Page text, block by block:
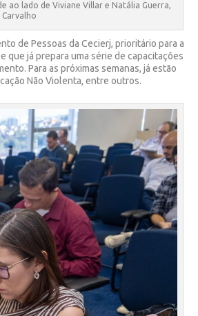
ao lado de Viviane Villar e Natália Guerra,
de Pessoas da Cecierj, prioritário para a
que já prepara uma série de capacitações
Para as próximas semanas, já estão
Não Violenta, entre outros.